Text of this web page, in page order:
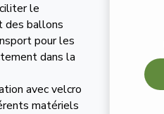
le
des ballons
pour les
dans la
avec velcro
matériels